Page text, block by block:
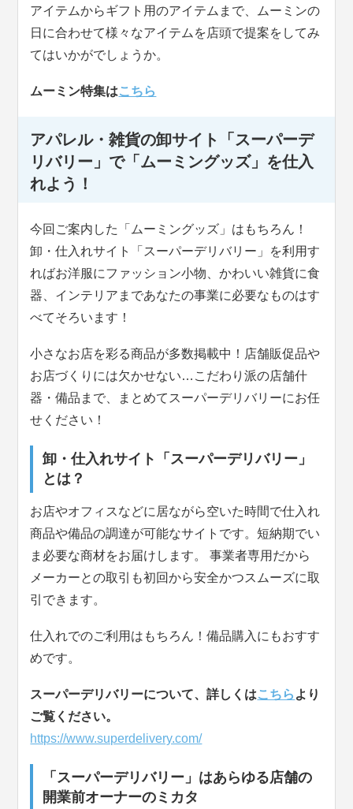
アイテムからギフト用のアイテムまで、ムーミンの
日に合わせて様々なアイテムを店頭で提案をしてみ
てはいかがでしょうか。
ムーミン特集はこちら
アパレル・雑貨の卸サイト「スーパーデ
リバリー」で「ムーミングッズ」を仕入
れよう！
今回ご案内した「ムーミングッズ」はもちろん！
卸・仕入れサイト「スーパーデリバリー」を利用す
ればお洋服にファッション小物、かわいい雑貨に食
器、インテリアまであなたの事業に必要なものはす
べてそろいます！
小さなお店を彩る商品が多数掲載中！店舗販促品や
お店づくりには欠かせない…こだわり派の店舗什
器・備品まで、まとめてスーパーデリバリーにお任
せください！
卸・仕入れサイト「スーパーデリバリー」
とは？
お店やオフィスなどに居ながら空いた時間で仕入れ
商品や備品の調達が可能なサイトです。短納期でい
ま必要な商材をお届けします。 事業者専用だから
メーカーとの取引も初回から安全かつスムーズに取
引できます。
仕入れでのご利用はもちろん！備品購入にもおすす
めです。
スーパーデリバリーについて、詳しくはこちら より
ご覧ください。
https://www.superdelivery.com/
「スーパーデリバリー」はあらゆる店舗の
開業前オーナーのミカタ